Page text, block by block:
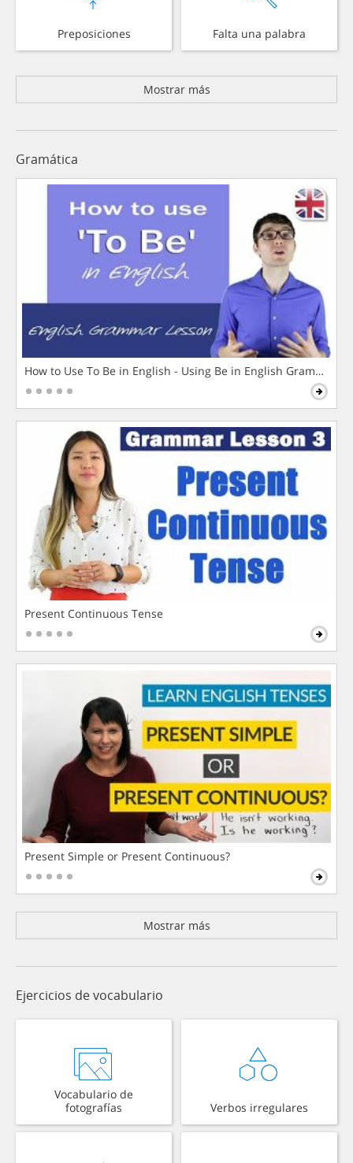
Preposiciones Falta una palabra
Mostrar más
Gramática
How to Use To Be in English - Using Be in English Grammar
Present Continuous Tense
Present Simple or Present Continuous?
Mostrar más
Ejercicios de vocabulario
Vocabulario de
fotografías
Verbos irregulares